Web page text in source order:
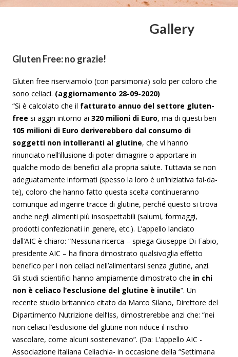
Gallery
Gluten Free: no grazie!
Gluten free riserviamolo (con parsimonia) solo per coloro che
sono celiaci. (aggiornamento 28-09-2020)
“Si è calcolato che il fatturato annuo del settore gluten-
free si aggiri intorno ai320 milioni di Euro, ma di questi ben
105 milioni di Euro deriverebbero dal consumo di
soggetti non intolleranti al glutine, che vi hanno
rinunciato nell’illusione di poter dimagrire o apportare in
qualche modo dei benefici alla propria salute. Tuttavia se non
adeguatamente informati (spesso la loro è un’iniziativa fai-da-
te), coloro che hanno fatto questa scelta continueranno
comunque ad ingerire tracce di glutine, perché questo si trova
anche negli alimenti più insospettabili (salumi, formaggi,
prodotti confezionati in genere, etc.). L’appello lanciato
dall’AIC è chiaro: “Nessuna ricerca – spiega Giuseppe Di Fabio,
presidente AIC – ha finora dimostrato qualsivoglia effetto
benefico per i non celiaci nell’alimentarsi senza glutine, anzi.
Gli studi scientifici hanno ampiamente dimostrato che in chi
non è celiaco l’esclusione del glutine è inutile“. Un
recente studio britannico citato da Marco Silano, Direttore del
Dipartimento Nutrizione dell’Iss, dimostrerebbe anzi che: “nei
non celiaci l’esclusione del glutine non riduce il rischio
vascolare, come alcuni sostenevano”. (Da: L’appello AIC -
Associazione italiana Celiachia- in occasione della “Settimana